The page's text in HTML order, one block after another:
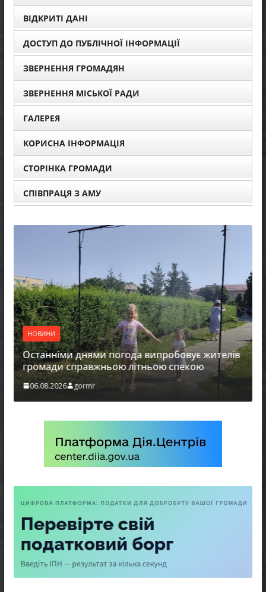
ВІДКРИТІ ДАНІ
ДОСТУП ДО ПУБЛІЧНОЇ ІНФОРМАЦІЇ
ЗВЕРНЕННЯ ГРОМАДЯН
ЗВЕРНЕННЯ МІСЬКОЇ РАДИ
ГАЛЕРЕЯ
КОРИСНА ІНФОРМАЦІЯ
СТОРІНКА ГРОМАДИ
СПІВПРАЦЯ З АМУ
НОВИНИ
Останніми днями погода випробовує жителів
громади справжньою літньою спекою
06.08.2026 gormr